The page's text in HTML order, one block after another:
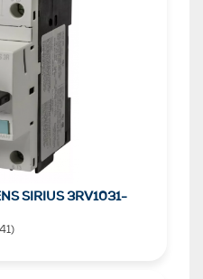
SIRIUS 3RV1031-
)